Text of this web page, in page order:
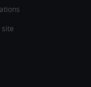
site